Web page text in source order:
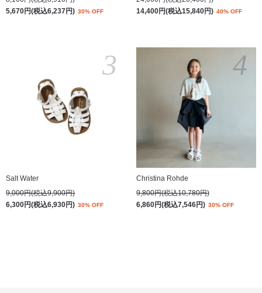
5,670円(税込6,237円) 30% OFF
14,400円(税込15,840円) 40% OFF
Salt Water
9,000円(税込9,900円)
6,300円(税込6,930円) 30% OFF
3
Christina Rohde
9,800円(税込10,780円)
6,860円(税込7,546円) 30% OFF
4